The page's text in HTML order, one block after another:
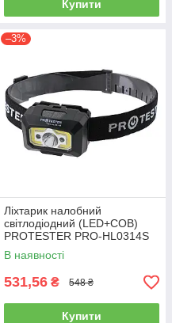
Купити
–3%
Ліхтарик налобний
світлодіодний (LED+COB)
PROTESTER PRO-HL0314S
В наявності
531,56 ₴ 548 ₴
Купити